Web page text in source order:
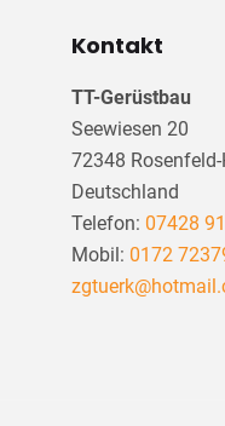
Kontakt
TT-Gerüstbau
Seewiesen 20
72348
Deutschland
Telefon: 07428
Mobil: 0172